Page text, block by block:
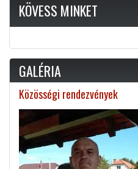
KÖVESS MINKET
GALÉRIA
Közösségi rendezvények